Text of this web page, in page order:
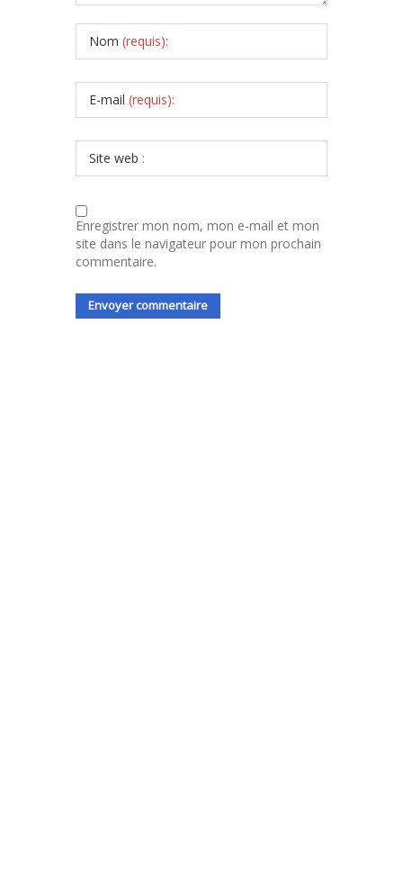
Nom (requis):
E-mail (requis):
Site web :
Enregistrer mon nom, mon e-mail et mon
site dans le navigateur pour mon prochain
commentaire.